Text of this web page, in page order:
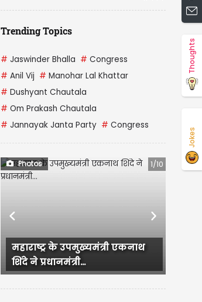
Trending Topics
# Jaswinder Bhalla # Congress
# Anil Vij # Manohar Lal Khattar
# Dushyant Chautala
# Om Prakash Chautala
# Jannayak Janta Party # Congress
Photos 1/10
महाराष्ट्र के उपमुख्यमंत्री एकनाथ
शिंदे ने प्रधानमंत्री...
Previous Next
Thoughts
Jokes